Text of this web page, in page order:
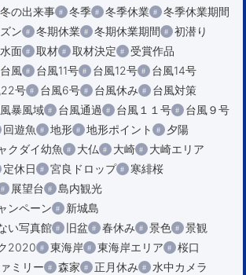
冬の出来事 冬季 冬季休業
冬季休業期間
ン 冬期休業 冬期休業期間
初潜り
面 取材 取材決定
受賞作品
台風 台風11号 台風12号
台風14号
号 台風6号 台風休み
台風対策
暴風域 台風通過 台風１１号
台風９号
回遊魚 地形 地形ポイント
夕陽
クダイ幼魚
大仏 大崎
大崎エリア
定休日 宮良ドロップ
寒緋桜
展望台
島内観光
ンペーン
新城島
い写真館
旧盆 春休み 景色
景観
2020
東海岸 東海岸エリア
桜口
ミリー 森家 正月休み
水中カメラ